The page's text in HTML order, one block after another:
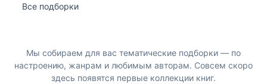
Все подборки
Мы собираем для вас тематические подборки — по
настроению, жанрам и любимым авторам. Совсем скоро
здесь появятся первые коллекции книг.